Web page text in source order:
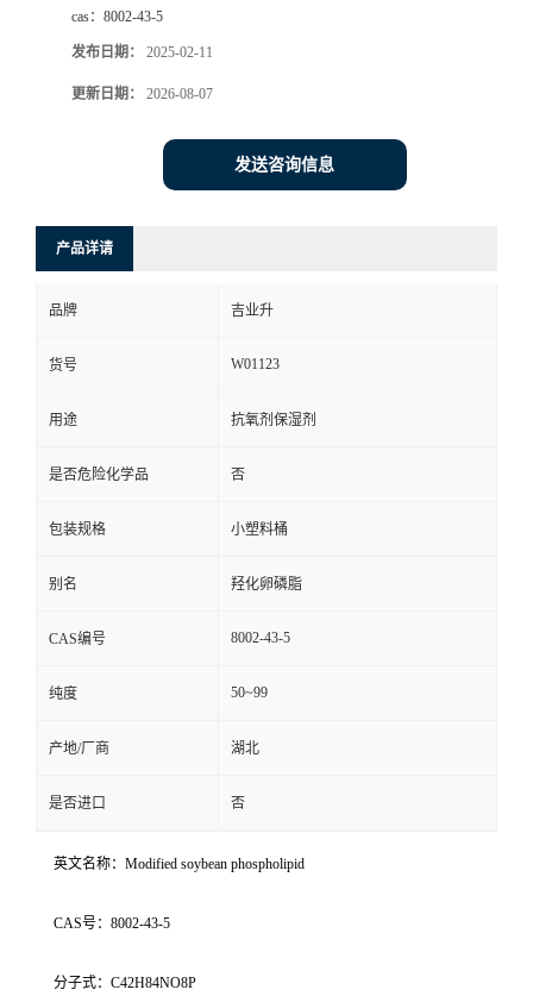
cas： 8002-43-5
发布日期： 2025-02-11
更新日期： 2026-08-07
发送咨询信息
产品详请
品牌 吉业升
货号 W01123
用途 抗氧剂保湿剂
是否危险化学品 否
包装规格 小塑料桶
别名 羟化卵磷脂
CAS编号 8002-43-5
纯度 50~99
产地/厂商 湖北
是否进口 否
英文名称：Modified soybean phospholipid
CAS号：8002-43-5
分子式：C42H84NO8P